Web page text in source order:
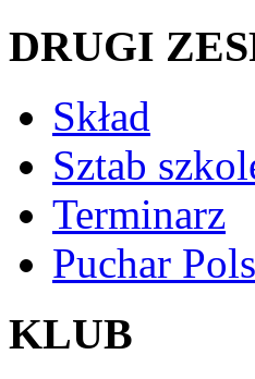
DRUGI
Skład
Sztab
Terminarz
Puchar
KLUB